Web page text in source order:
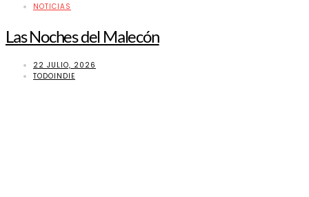
NOTICIAS
Las Noches del Malecón
22 JULIO, 2026
TODOINDIE